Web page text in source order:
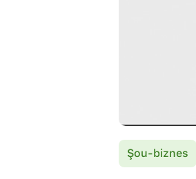
Şou-biznes